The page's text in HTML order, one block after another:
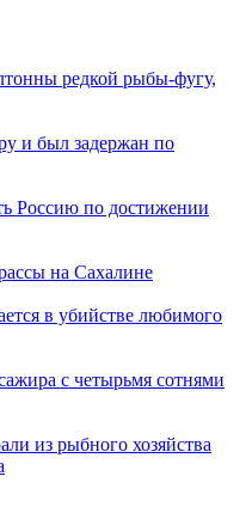
редкой рыбы-фугу,
и был задержан по
Россию по достижении
на Сахалине
в убийстве любимого
с четырьмя сотнями
из рыбного хозяйства